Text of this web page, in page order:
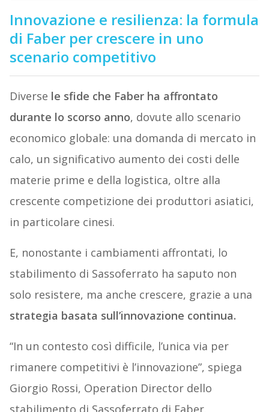
Innovazione e resilienza: la formula
di Faber per crescere in uno
scenario competitivo
Diverse le sfide che Faber ha affrontato
durante lo scorso anno, dovute allo scenario
economico globale: una domanda di mercato in
calo, un significativo aumento dei costi delle
materie prime e della logistica, oltre alla
crescente competizione dei produttori asiatici,
in particolare cinesi.
E, nonostante i cambiamenti affrontati, lo
stabilimento di Sassoferrato ha saputo non
solo resistere, ma anche crescere, grazie a una
strategia basata sull’innovazione continua.
“In un contesto così difficile, l’unica via per
rimanere competitivi è l’innovazione”, spiega
Giorgio Rossi, Operation Director dello